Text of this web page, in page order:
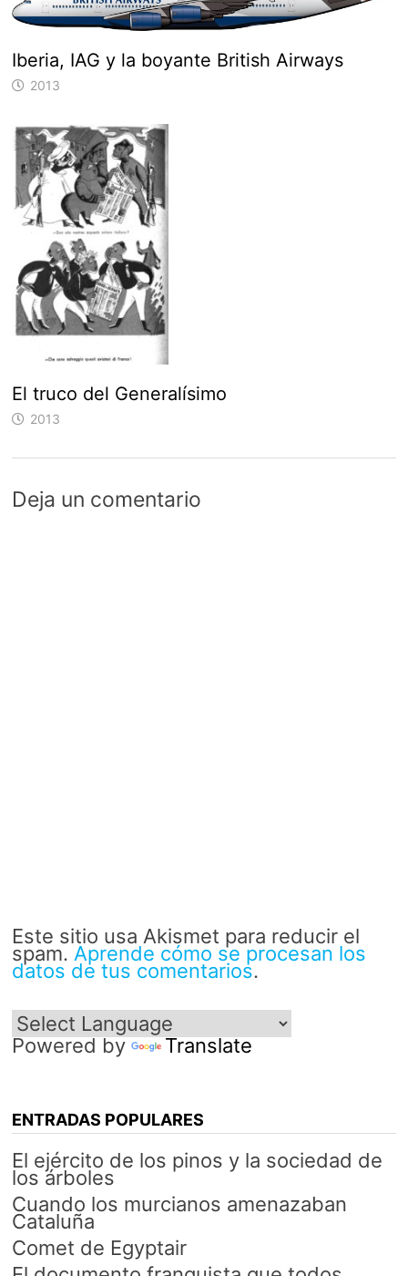
Iberia, IAG y la boyante British Airways
2013
El truco del Generalísimo
2013
Deja un comentario
Este sitio usa Akismet para reducir el
spam. Aprende cómo se procesan los
datos de tus comentarios.
Powered by Translate
ENTRADAS POPULARES
El ejército de los pinos y la sociedad de
los árboles
Cuando los murcianos amenazaban
Cataluña
Comet de Egyptair